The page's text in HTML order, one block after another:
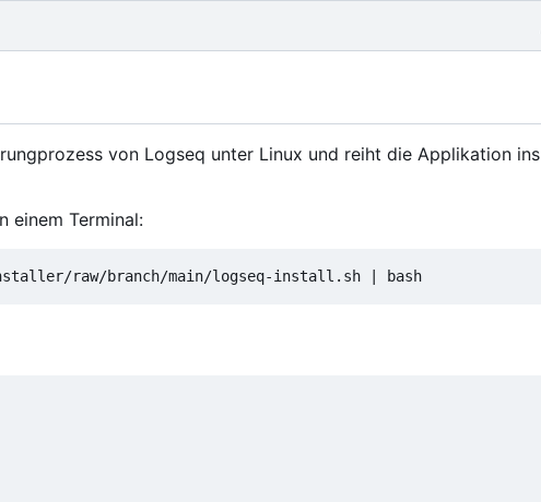
von Logseq unter Linux und reiht die Applikation ins
einem Terminal:
raw/branch/main/logseq-install.sh